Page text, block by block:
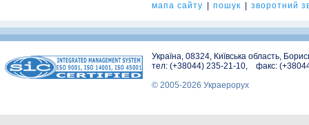
мапа сайту пошук зворотний
Україна, 08324, Київська область,
тел: (+38044) 235-21-10, факс:
© 2005-2026 Украерорух